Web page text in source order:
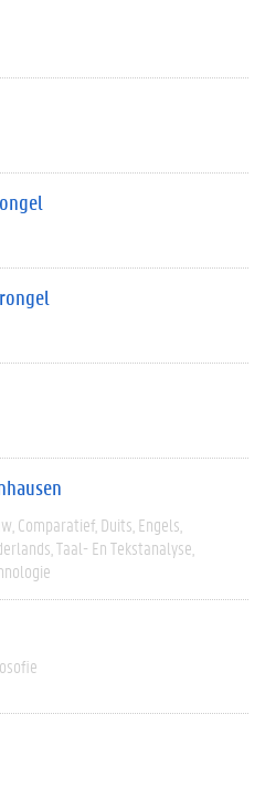
Comparatief Duits Engels
Taal- En Tekstanalyse